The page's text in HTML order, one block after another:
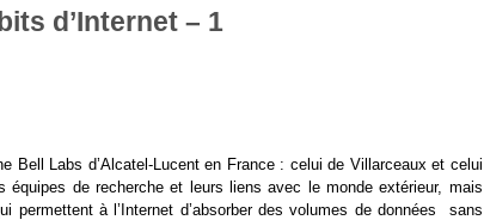
d’Internet – 1
Bell Labs d’Alcatel-Lucent en France : celui de Villarceaux et celui
de recherche et leurs liens avec le monde extérieur, mais
permettent à l’Internet d’absorber des volumes de données sans